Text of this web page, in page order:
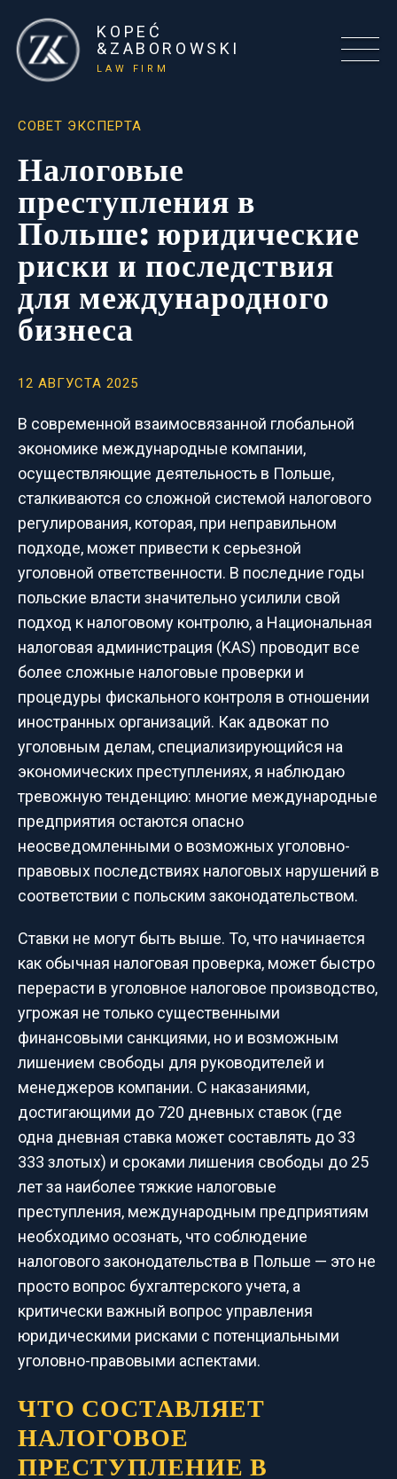
KOPEĆ
&ZABOROWSKI
LAW FIRM
СОВЕТ ЭКСПЕРТА
Налоговые
преступления в
Польше: юридические
риски и последствия
для международного
бизнеса
12 АВГУСТА 2025
В современной взаимосвязанной глобальной
экономике международные компании,
осуществляющие деятельность в Польше,
сталкиваются со сложной системой налогового
регулирования, которая, при неправильном
подходе, может привести к серьезной
уголовной ответственности. В последние годы
польские власти значительно усилили свой
подход к налоговому контролю, а Национальная
налоговая администрация (KAS) проводит все
более сложные налоговые проверки и
процедуры фискального контроля в отношении
иностранных организаций. Как адвокат по
уголовным делам, специализирующийся на
экономических преступлениях, я наблюдаю
тревожную тенденцию: многие международные
предприятия остаются опасно
неосведомленными о возможных уголовно-
правовых последствиях налоговых нарушений в
соответствии с польским законодательством.
Ставки не могут быть выше. То, что начинается
как обычная налоговая проверка, может быстро
перерасти в уголовное налоговое производство,
угрожая не только существенными
финансовыми санкциями, но и возможным
лишением свободы для руководителей и
менеджеров компании. С наказаниями,
достигающими до 720 дневных ставок (где
одна дневная ставка может составлять до 33
333 злотых) и сроками лишения свободы до 25
лет за наиболее тяжкие налоговые
преступления, международным предприятиям
необходимо осознать, что соблюдение
налогового законодательства в Польше — это не
просто вопрос бухгалтерского учета, а
критически важный вопрос управления
юридическими рисками с потенциальными
уголовно-правовыми аспектами.
ЧТО СОСТАВЛЯЕТ
НАЛОГОВОЕ
ПРЕСТУПЛЕНИЕ В